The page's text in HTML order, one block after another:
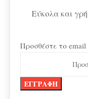
Εύκολα και
Προσθέστε το email